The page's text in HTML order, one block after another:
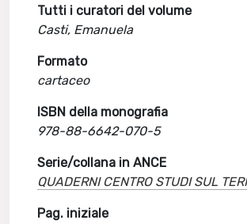
Tutti i curatori del volume
Casti, Emanuela
Formato
cartaceo
ISBN della monografia
978-88-6642-070-5
Serie/collana in ANCE
QUADERNI CENTRO STUDI SUL
Pag. iniziale